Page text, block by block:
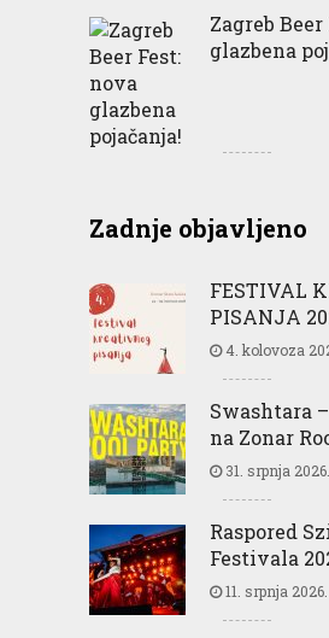
Zagreb
glazbena
Zadnje objavljeno
FESTIVAL
PISANJA
4. kolovoza
Swashtara
na Zonar
31. srpnja 2026.
Raspored
Festivala
11. srpnja 2026.